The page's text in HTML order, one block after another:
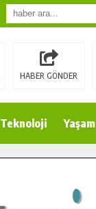
HABER GÖNDER
Teknoloji Yaşam